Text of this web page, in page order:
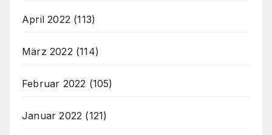
April 2022 (113)
März 2022 (114)
Februar 2022 (105)
Januar 2022 (121)